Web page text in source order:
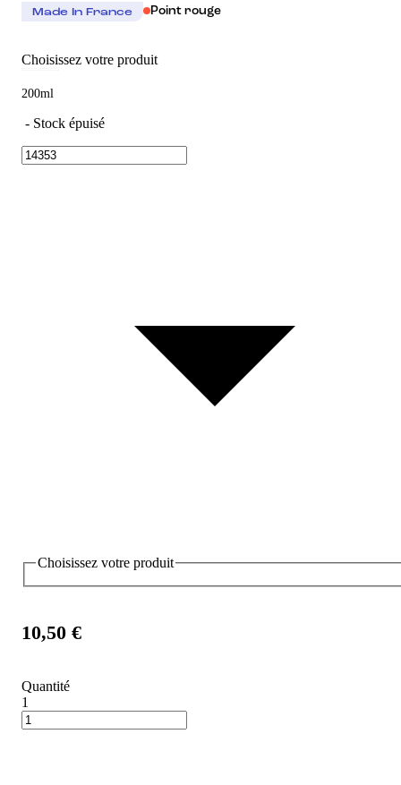
Made In France Point rouge
Choisissez votre produit
200ml
- Stock épuisé
Choisissez votre produit
10,50 €
Quantité
1